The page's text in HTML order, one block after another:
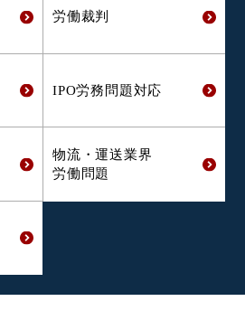
労働裁判
IPO労務問題対応
物流・運送業界
労働問題